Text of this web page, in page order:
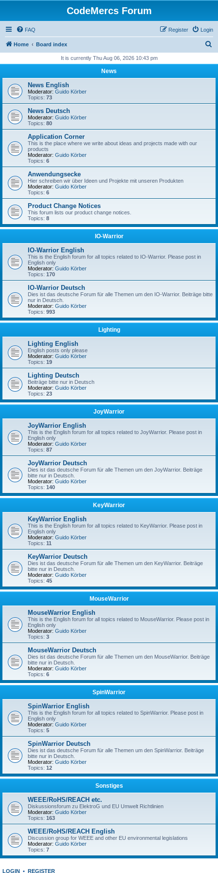
CodeMercs Forum
FAQ Login
Register
Home Board index
r
h
It is currently Thu Aug 06, 2026 10:43 pm
News
News English
Moderator: Guido Körber
Topics: 73
News Deutsch
Moderator: Guido Körber
Topics: 80
Application Corner
This is the place where we write about ideas and projects made with our
products
Moderator: Guido Körber
Topics: 6
Anwendungsecke
Hier schreiben wir über Ideen und Projekte mit unseren Produkten
Moderator: Guido Körber
Topics: 6
Product Change Notices
This forum lists our product change notices.
Topics: 8
IO-Warrior
IO-Warrior English
This is the English forum for all topics related to IO-Warrior. Please post in
English only
Moderator: Guido Körber
Topics: 170
IO-Warrior Deutsch
Dies ist das deutsche Forum für alle Themen um den IO-Warrior. Beiträge bitte
nur in Deutsch.
Moderator: Guido Körber
Topics: 993
Lighting
Lighting English
English posts only please
Moderator: Guido Körber
Topics: 19
Lighting Deutsch
Beiträge bitte nur in Deutsch
Moderator: Guido Körber
Topics: 23
JoyWarrior
JoyWarrior English
This is the English forum for all topics related to JoyWarrior. Please post in
English only
Moderator: Guido Körber
Topics: 87
JoyWarrior Deutsch
Dies ist das deutsche Forum für alle Themen um den JoyWarrior. Beiträge
bitte nur in Deutsch.
Moderator: Guido Körber
Topics: 140
KeyWarrior
KeyWarrior English
This is the English forum for all topics related to KeyWarrior. Please post in
English only
Moderator: Guido Körber
Topics: 11
KeyWarrior Deutsch
Dies ist das deutsche Forum für alle Themen um den KeyWarrior. Beiträge
bitte nur in Deutsch.
Moderator: Guido Körber
Topics: 45
MouseWarrior
MouseWarrior English
This is the English forum for all topics related to MouseWarrior. Please post in
English only
Moderator: Guido Körber
Topics: 3
MouseWarrior Deutsch
Dies ist das deutsche Forum für alle Themen um den MouseWarrior. Beiträge
bitte nur in Deutsch.
Moderator: Guido Körber
Topics: 6
SpinWarrior
SpinWarrior English
This is the English forum for all topics related to SpinWarrior. Please post in
English only
Moderator: Guido Körber
Topics: 5
SpinWarrior Deutsch
Dies ist das deutsche Forum für alle Themen um den SpinWarrior. Beiträge
bitte nur in Deutsch.
Moderator: Guido Körber
Topics: 12
Sonstiges
WEEE/RoHS/REACH etc.
Diskussionsforum zu ElektroG und EU Umwelt Richtlinien
Moderator: Guido Körber
Topics: 163
WEEE/RoHS/REACH English
Discussion group for WEEE and other EU environmental legislations
Moderator: Guido Körber
Topics: 7
LOGIN • REGISTER